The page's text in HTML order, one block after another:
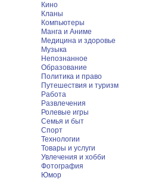
Кино
Кланы
Компьютеры
Манга и Аниме
Медицина и здоровье
Музыка
Непознанное
Образование
Политика и право
Путешествия и туризм
Работа
Развлечения
Ролевые игры
Семья и быт
Спорт
Технологии
Товары и услуги
Увлечения и хобби
Фотография
Юмор